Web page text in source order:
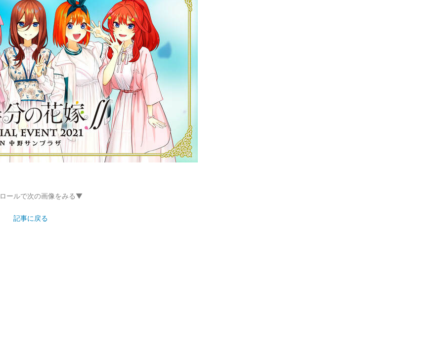
ールで次の画像をみる▼
記事に戻る